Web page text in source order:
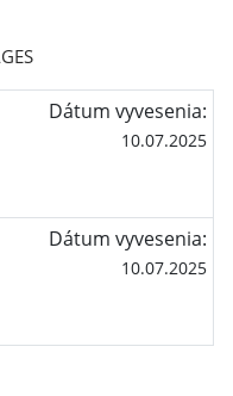
Dátum vyvesenia:
10.07.2025
Dátum vyvesenia:
10.07.2025